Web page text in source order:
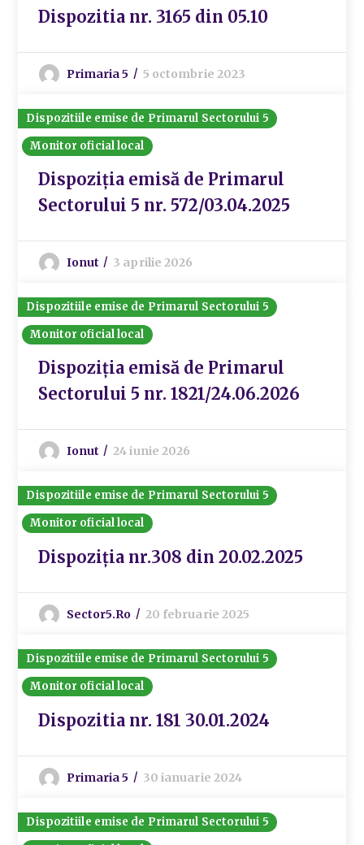
Dispozitia nr. 3165 din 05.10
Primaria 5 5 octombrie 2023
Dispozitiile emise de Primarul Sectorului 5
Monitor oficial local
Dispoziția emisă de Primarul
Sectorului 5 nr. 572/03.04.2025
Ionut 3 aprilie 2026
Dispozitiile emise de Primarul Sectorului 5
Monitor oficial local
Dispoziția emisă de Primarul
Sectorului 5 nr. 1821/24.06.2026
Ionut 24 iunie 2026
Dispozitiile emise de Primarul Sectorului 5
Monitor oficial local
Dispoziția nr.308 din 20.02.2025
Sector5.ro 20 februarie 2025
Dispozitiile emise de Primarul Sectorului 5
Monitor oficial local
Dispozitia nr. 181 30.01.2024
Primaria 5 30 ianuarie 2024
Dispozitiile emise de Primarul Sectorului 5